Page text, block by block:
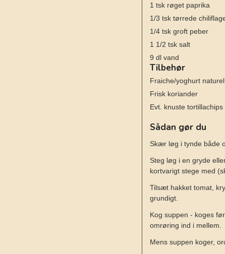
1 tsk røget paprika
1/3 tsk tørrede
1/4 tsk groft peber
1 1/2 tsk salt
9 dl vand
Tilbehør
Fraiche/yoghurt naturel
Frisk koriander
Evt. knuste tortillachips
Sådan gør du
Skær løg i tynde både
Steg løg i en gryde
kortvarigt stege med
Tilsæt hakket tomat,
grundigt.
Kog suppen - koges
omrøring ind i mellem.
Mens suppen koger,